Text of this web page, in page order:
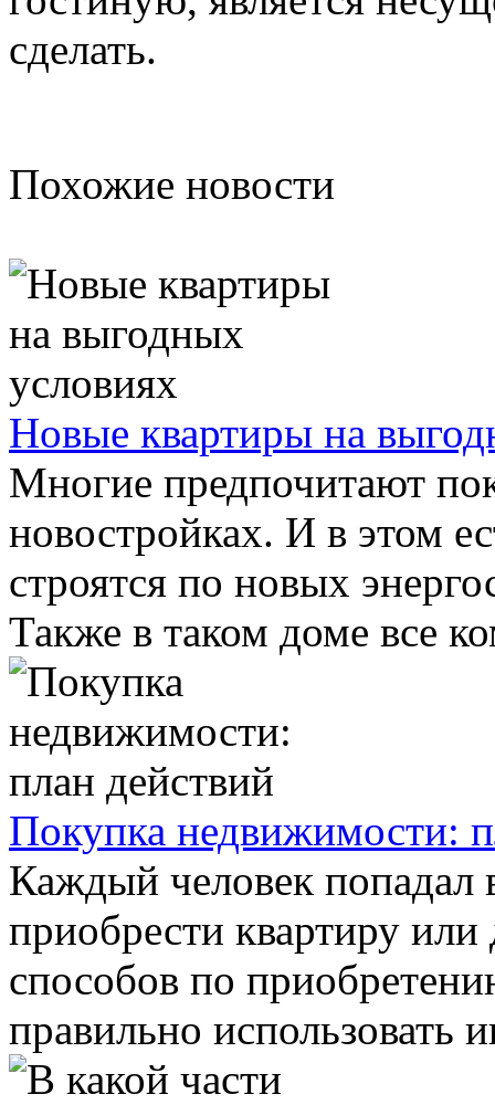
сделать.
Похожие новости
Новые квартиры на
Многие предпочитают
новостройках. И в этом
строятся по новых
Также в таком доме все
Покупка недвижимости:
Каждый человек попадал
приобрести квартиру
способов по
правильно